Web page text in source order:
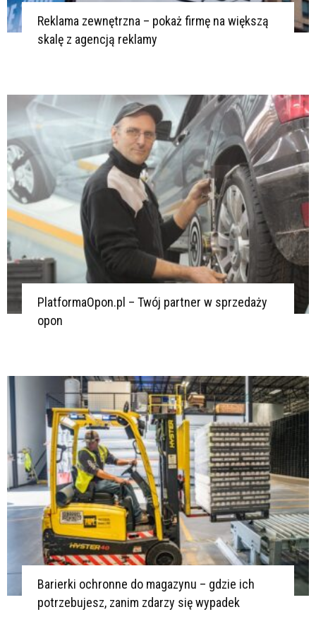
Reklama zewnętrzna – pokaż firmę na większą
skalę z agencją reklamy
PlatformaOpon.pl – Twój partner w sprzedaży
opon
Barierki ochronne do magazynu – gdzie ich
potrzebujesz, zanim zdarzy się wypadek